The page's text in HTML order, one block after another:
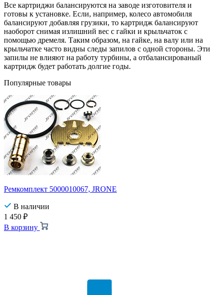
Все картриджи балансируются на заводе изготовителя и
готовы к установке. Если, например, колесо автомобиля
балансируют добавляя грузики, то картридж балансируют
наоборот снимая излишний вес с гайки и крыльчаток с
помощью дремеля. Таким образом, на гайке, на валу или на
крыльчатке часто видны следы запилов с одной стороны. Эти
запилы не влияют на работу турбины, а отбалансированый
картридж будет работать долгие годы.
Популярные товары
Ремкомплект 5000010067, JRONE
В наличии
1 450 ₽
В корзину